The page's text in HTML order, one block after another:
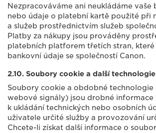
Nezpracováváme ani neukládáme vaše
nebo údaje o platební kartě použité při
a služeb prostřednictvím služeb
Platby za nákupy jsou prováděny
platebních platforem třetích stran, které
bankovní údaje se společností Canon.
2.10. Soubory cookie a další technologie
Soubory cookie a obdobné technologie
webové signály) jsou drobné informace
k ukládání technických nebo osobních
uživatele určité služby a provozování
Chcete-li získat další informace o